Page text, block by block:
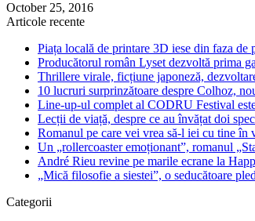
October 25, 2016
Articole recente
Piața locală de printare 3D iese din faza
Producătorul român Lyset dezvoltă prima
Thrillere virale, ficțiune japoneză,
10 lucruri surprinzătoare despre Colhoz,
Line-up-ul complet al CODRU Festival
Lecții de viață, despre ce au învățat doi
Romanul pe care vei vrea să-l iei cu tine în
Un „rollercoaster emoționant”, romanul
André Rieu revine pe marile ecrane la
„Mică filosofie a siestei”, o seducătoare
Categorii